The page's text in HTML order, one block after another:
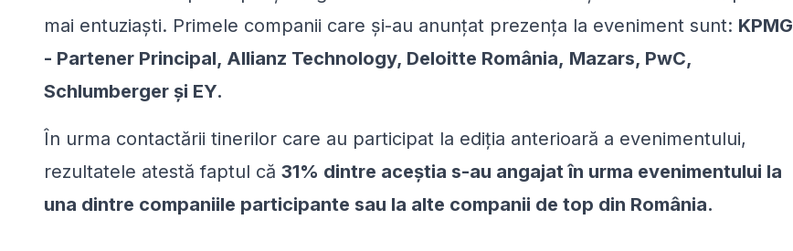
mai entuziaști. Primele companii care și-au anunțat prezența la eveniment sunt: KPMG
- Partener Principal, Allianz Technology, Deloitte România, Mazars, PwC,
Schlumberger și EY.
În urma contactării tinerilor care au participat la ediția anterioară a evenimentului,
rezultatele atestă faptul că 31% dintre aceștia s-au angajat în urma evenimentului la
una dintre companiile participante sau la alte companii de top din România.